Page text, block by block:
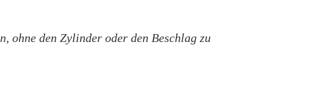
ohne den Zylinder oder den Beschlag zu